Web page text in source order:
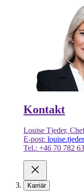
Kontakt
Louise Tjeder,
E-post:
Tel.: +46 70 782
Karriär